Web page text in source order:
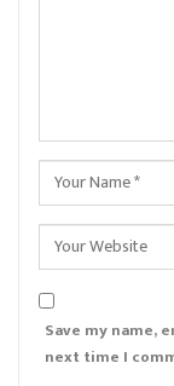
Save my name,
next time I